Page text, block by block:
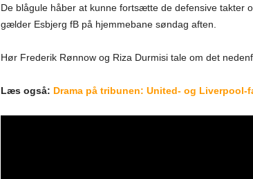
De blågule håber at kunne fortsætte de defensive takter
gælder Esbjerg fB på hjemmebane søndag aften.
Hør Frederik Rønnow og Riza Durmisi tale om det
Læs også: Drama på tribunen: United- og